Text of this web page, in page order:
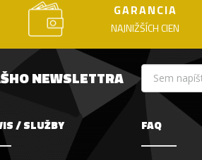
GARANCIA
NAJNIŽŠÍCH CIEN
NEWSLETTRA
/ SLUŽBY FAQ